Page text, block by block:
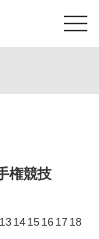
権競技
13 141516 17 18